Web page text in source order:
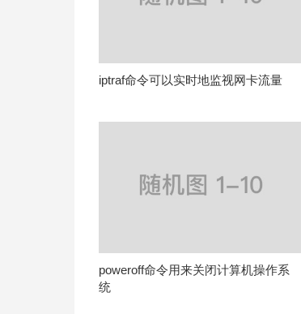
iptraf命令可以实时地监视网卡流量
poweroff命令用来关闭计算机操作系
统